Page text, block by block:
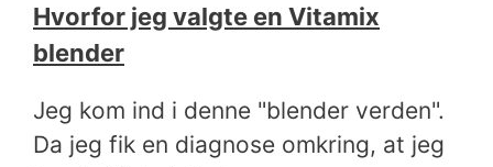
Hvorfor jeg valgte en Vitamix
blender
Jeg kom ind i denne "blender verden".
Da jeg fik en diagnose omkring, at jeg